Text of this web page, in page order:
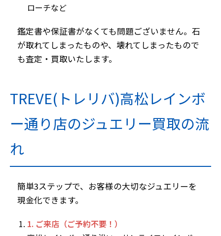
ローチなど
鑑定書や保証書がなくても問題ございません。石
が取れてしまったものや、壊れてしまったもので
も査定・買取いたします。
TREVE(トレリバ)高松レインボ
ー通り店のジュエリー買取の流
れ
簡単3ステップで、お客様の大切なジュエリーを
現金化できます。
1. ご来店（ご予約不要！）